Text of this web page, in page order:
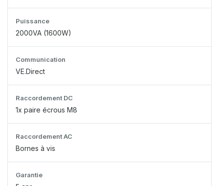
Puissance
2000VA (1600W)
Communication
VE.Direct
Raccordement DC
1x paire écrous M8
Raccordement AC
Bornes à vis
Garantie